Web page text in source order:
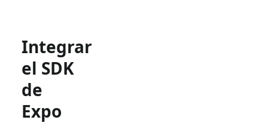
Integrar
el SDK
de
Expo